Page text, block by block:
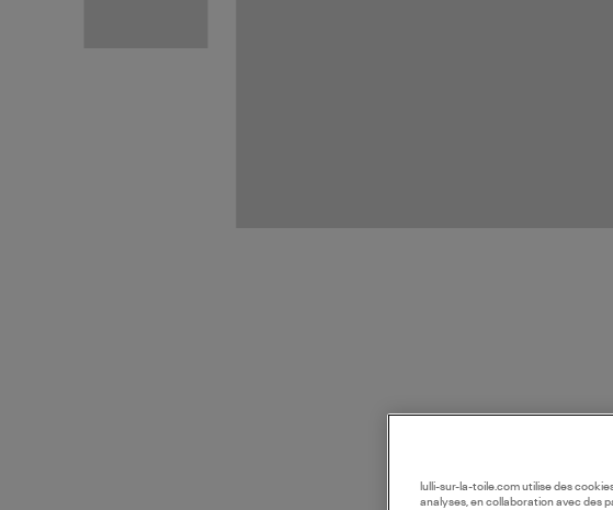
lulli-sur-la-toile.com utilise des
analyses, en collaboration avec des